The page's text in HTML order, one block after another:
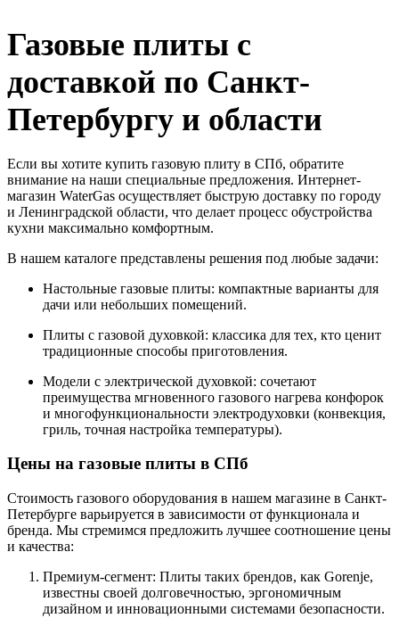
Газовые плиты с
доставкой по Санкт-
Петербургу и области
Если вы хотите купить газовую плиту в СПб, обратите
внимание на наши специальные предложения. Интернет-
магазин WaterGas осуществляет быструю доставку по городу
и Ленинградской области, что делает процесс обустройства
кухни максимально комфортным.
В нашем каталоге представлены решения под любые задачи:
Настольные газовые плиты: компактные варианты для
дачи или небольших помещений.
Плиты с газовой духовкой: классика для тех, кто ценит
традиционные способы приготовления.
Модели с электрической духовкой: сочетают
преимущества мгновенного газового нагрева конфорок
и многофункциональности электродуховки (конвекция,
гриль, точная настройка температуры).
Цены на газовые плиты в СПб
Стоимость газового оборудования в нашем магазине в Санкт-
Петербурге варьируется в зависимости от функционала и
бренда. Мы стремимся предложить лучшее соотношение цены
и качества:
Премиум-сегмент: Плиты таких брендов, как Gorenje,
известны своей долговечностью, эргономичным
дизайном и инновационными системами безопасности.